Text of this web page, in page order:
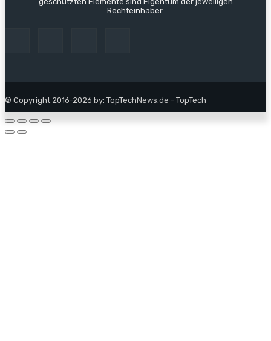
Rechteinhaber.
© Copyright 2016-2026 by: TopTechNews.de - TopTech